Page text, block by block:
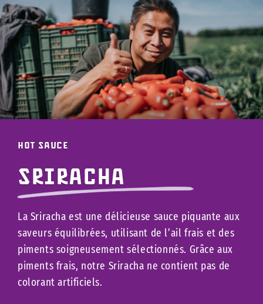
hot sauce
Sriracha
La Sriracha est une délicieuse sauce piquante aux
saveurs équilibrées, utilisant de l’ail frais et des
piments soigneusement sélectionnés. Grâce aux
piments frais, notre Sriracha ne contient pas de
colorant artificiels.